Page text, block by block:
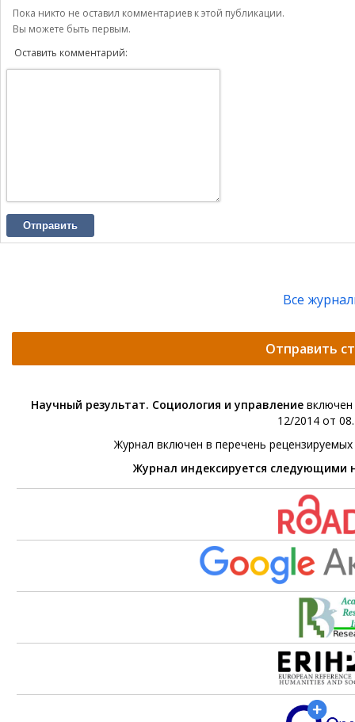
Пока никто не оставил комментариев к этой публикации.
Вы можете быть первым.
Оставить комментарий:
Отправить
Все
Отправить
Научный результат. Социология и управление
12/2014 от
Журнал включен в перечень
Журнал индексируется